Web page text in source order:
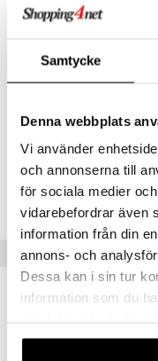
Samtycke
Denna webbplats
Vi använder
och annonserna till
för sociala medier
vidarebefordrar även
information från din
annons- och
Dessa kan i sin tur
information som du
våra cookies vid
Pelaajamäärä: 1
Tuotenumero
TENID-1-XX